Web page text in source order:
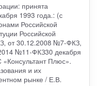
принята
1993 года.: (с
Российской
Российской
от 30.12.2008 №7-ФКЗ,
№11-ФКЗ30 декабря
Плюс».
и их
рынке / Е.В.